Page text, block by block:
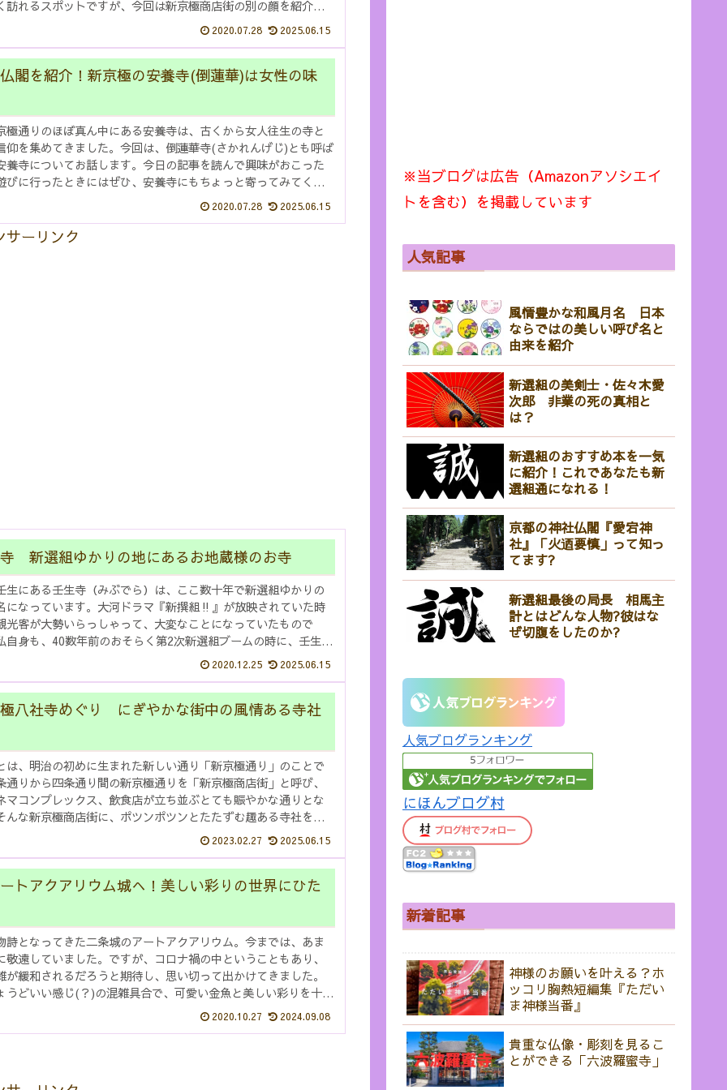
訪れるスポットですが、今回は新京極商店街の別の顔を紹介し
2020.07.28 2025.06.15
閣を紹介！新京極の安養寺(倒蓮華)は女性の味
極通りのほぼ真ん中にある安養寺は、古くから女人往生の寺と
仰を集めてきました。今回は、倒蓮華寺(さかれんげじ)とも呼ば
養寺についてお話します。今日の記事を読んで興味がおこった
びに行ったときにはぜひ、安養寺にもちょっと寄ってみてくだ
2020.07.28 2025.06.15
サーリンク
新選組ゆかりの地にあるお地蔵様のお寺
生にある壬生寺（みぶでら）は、ここ数十年で新選組ゆかりの
になっています。大河ドラマ『新撰組‼』が放映されていた時
光客が大勢いらっしゃって、大変なことになっていたもので
自身も、40数年前のおそらく第2次新選組ブームの時に、壬生寺
2020.12.25 2025.06.15
八社寺めぐり にぎやかな街中の風情ある寺社
は、明治の初めに生まれた新しい通り「新京極通り」のことで
通りから四条通り間の新京極通りを「新京極商店街」と呼び、
マコンプレックス、飲食店が立ち並ぶとても賑やかな通りとな
んな新京極商店街に、ポツンポツンとたたずむ趣ある寺社をご
2023.02.27 2025.06.15
トアクアリウム城へ！美しい彩りの世界にひた
詩となってきた二条城のアートアクアリウム。今までは、あま
敬遠していました。ですが、コロナ禍の中ということもあり、
が緩和されるだろうと期待し、思い切って出かけてきました。
うどいい感じ(？)の混雑具合で、可愛い金魚と美しい彩りを十分
2020.10.27 2024.09.08
※当ブログは広告（Amazonアソシエイ
トを含む）を掲載しています
人気記事
風情豊かな和風月名 日本
ならではの美しい呼び名と
由来を紹介
新選組の美剣士・佐々木愛
次郎 非業の死の真相と
は？
新選組のおすすめ本を一気
に紹介！これであなたも新
選組通になれる！
京都の神社仏閣『愛宕神
社』「火迺要慎」って知っ
てます?
新選組最後の局長 相馬主
計とはどんな人物?彼はな
ぜ切腹をしたのか?
人気ブログランキング
にほんブログ村
新着記事
神様のお願いを叶える？ホ
ッコリ胸熱短編集『ただい
ま神様当番』
貴重な仏像・彫刻を見るこ
とができる「六波羅蜜寺」